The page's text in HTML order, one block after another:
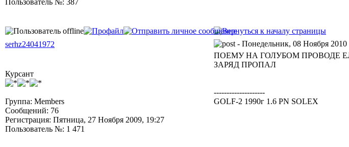
Пользователь №: 387
serhz24041972 - Понедельник, 08 Ноября 2010
Курсант
Группа: Members
Сообщений: 76
Регистрация: Пятница, 27 Ноября 2009, 19:27
Пользователь №: 1 471
ПОЕМУ НА ГОЛУБОМ ПРОВОДЕ
ЗАРЯД ПРОПАЛ
--------------------
GOLF-2 1990г 1.6 PN SOLEX